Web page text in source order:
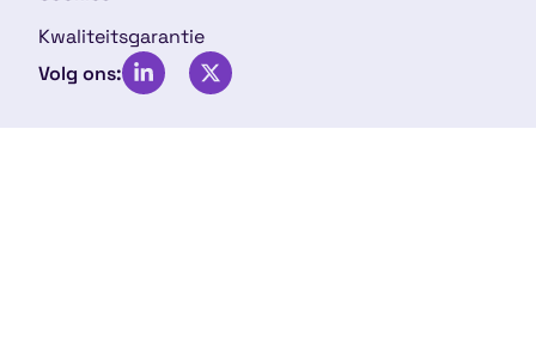
Kwaliteitsgarantie
Volg ons: